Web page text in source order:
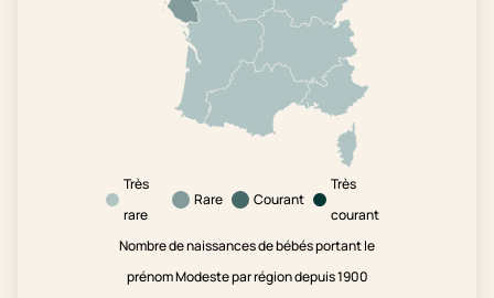
Très
rare
Rare Courant
Très
courant
Nombre de naissances de bébés portant le
prénom Modeste par région depuis 1900